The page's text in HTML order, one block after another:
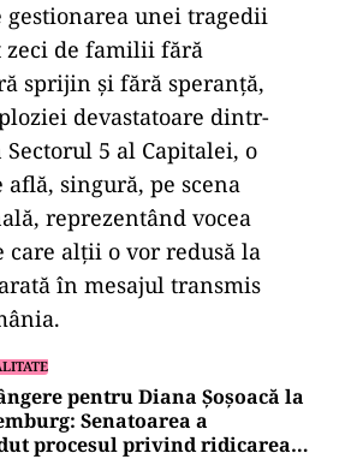
gestionarea unei tragedii
zeci de familii fără
sprijin și fără speranță,
devastatoare dintr-
5 al Capitalei, o
află, singură, pe scena
reprezentând vocea
care alții o vor redusă la
în mesajul transmis
pentru Diana Șoșoacă la
Senatoarea a
procesul privind ridicarea